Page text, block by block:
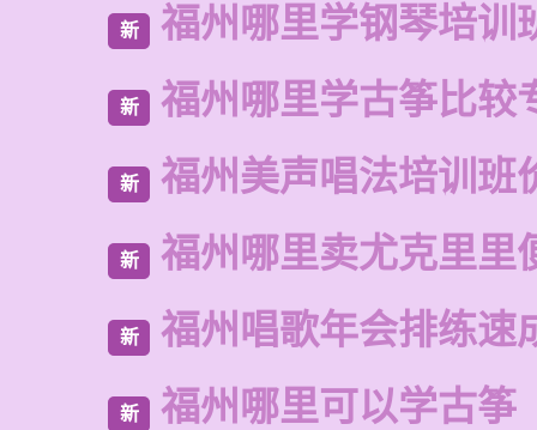
新 福州哪里学钢琴培训
新 福州哪里学古筝比较
新 福州美声唱法培训班
新 福州哪里卖尤克里里
新 福州唱歌年会排练速
新 福州哪里可以学古筝